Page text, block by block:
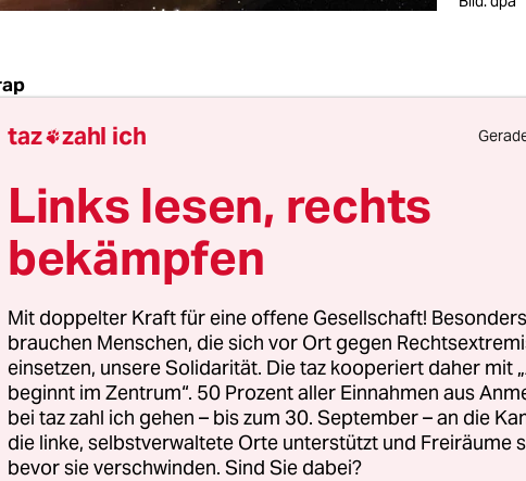
mal Klassensprecherin?
war mal Sprecherin eines Englischkurses.
Sie mal groß sind?
Die Violetten – für spirituelle Politik. Die
„Die Zeit ist reif“.
taz zahl ich
Links lesen, rechts
bekämpfen
Mit doppelter Kraft für eine offene Gesellschaft!
brauchen Menschen, die sich vor Ort gegen
einsetzen, unsere Solidarität. Die taz kooperiert daher mit
beginnt im Zentrum“. 50 Prozent aller Einnahmen aus
bei taz zahl ich gehen – bis zum 30. September – an die
die linke, selbstverwaltete Orte unterstützt und Freiräume
bevor sie verschwinden. Sind Sie dabei?